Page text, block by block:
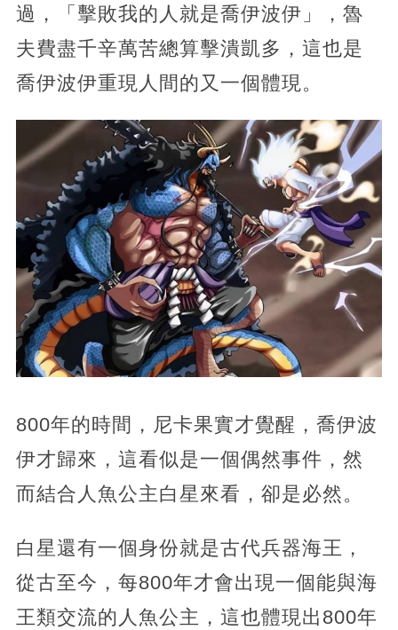
過，「擊敗我的人就是喬伊波伊」，魯
夫費盡千辛萬苦總算擊潰凱多，這也是
喬伊波伊重現人間的又一個體現。
800年的時間，尼卡果實才覺醒，喬伊波
伊才歸來，這看似是一個偶然事件，然
而結合人魚公主白星來看，卻是必然。
白星還有一個身份就是古代兵器海王，
從古至今，每800年才會出現一個能與海
王類交流的人魚公主，這也體現出800年